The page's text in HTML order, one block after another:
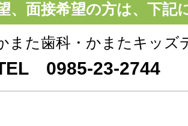
、面接希望の方は、下記
また歯科・かまたキッズ
0985-23-2744